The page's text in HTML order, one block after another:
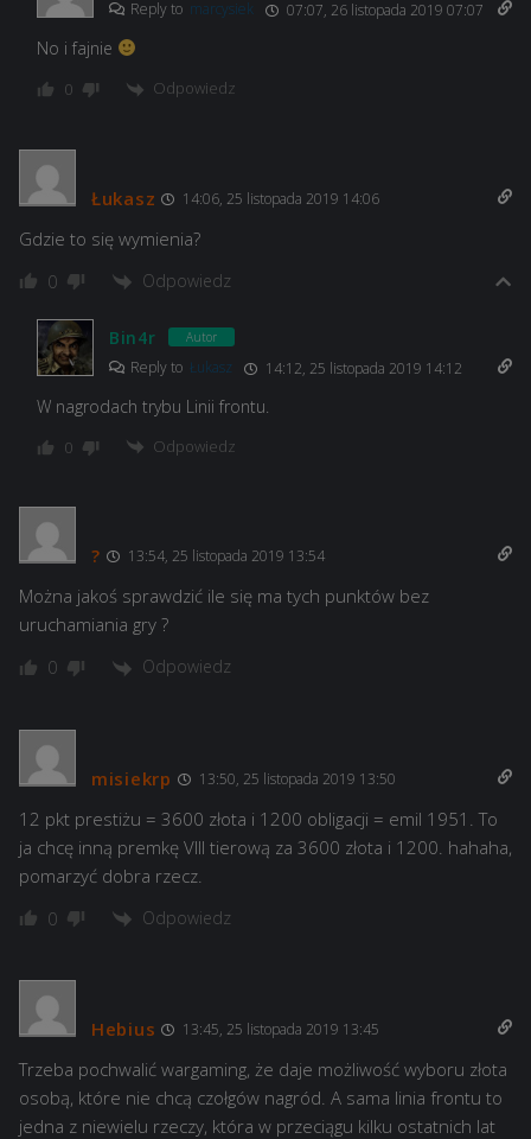
Reply to marcysiek 07:07, 26 listopada 2019 07:07
No i fajnie
0 Odpowiedz
Łukasz 14:06, 25 listopada 2019 14:06
Gdzie to się wymienia?
0 Odpowiedz
Bin4r Autor
Reply to Łukasz 14:12, 25 listopada 2019 14:12
W nagrodach trybu Linii frontu.
0 Odpowiedz
? 13:54, 25 listopada 2019 13:54
Można jakoś sprawdzić ile się ma tych punktów bez
uruchamiania gry ?
0 Odpowiedz
misiekrp 13:50, 25 listopada 2019 13:50
12 pkt prestiżu = 3600 złota i 1200 obligacji = emil 1951. To
ja chcę inną premkę VIII tierową za 3600 złota i 1200. hahaha,
pomarzyć dobra rzecz.
0 Odpowiedz
Hebius 13:45, 25 listopada 2019 13:45
Trzeba pochwalić wargaming, że daje możliwość wyboru złota
osobą, które nie chcą czołgów nagród. A sama linia frontu to
jedna z niewielu rzeczy, która w przeciągu kilku ostatnich lat